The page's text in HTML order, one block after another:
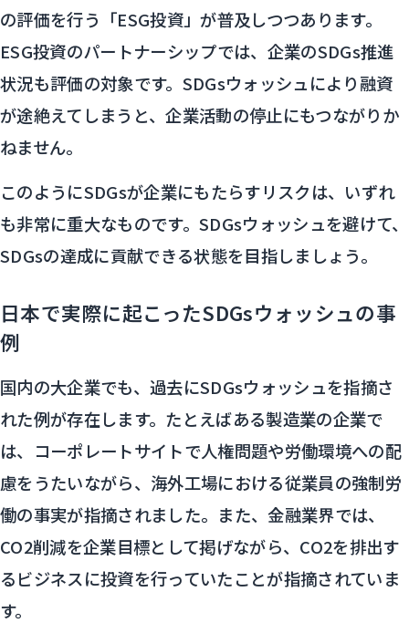
の評価を行う「ESG投資」が普及しつつあります。
ESG投資のパートナーシップでは、企業のSDGs推進
状況も評価の対象です。SDGsウォッシュにより融資
が途絶えてしまうと、企業活動の停止にもつながりか
ねません。
このようにSDGsが企業にもたらすリスクは、いずれ
も非常に重大なものです。SDGsウォッシュを避けて、
SDGsの達成に貢献できる状態を目指しましょう。
日本で実際に起こったSDGsウォッシュの事
例
国内の大企業でも、過去にSDGsウォッシュを指摘さ
れた例が存在します。たとえばある製造業の企業で
は、コーポレートサイトで人権問題や労働環境への配
慮をうたいながら、海外工場における従業員の強制労
働の事実が指摘されました。また、金融業界では、
CO2削減を企業目標として掲げながら、CO2を排出す
るビジネスに投資を行っていたことが指摘されていま
す。